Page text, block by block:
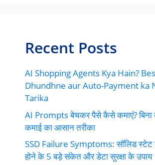
Recent Posts
AI Shopping Agents Kya Hain?
Dhundhne aur Auto-Payment ka
Tarika
AI Prompts बेचकर पैसे कैसे कमाएं? बिना
कमाई का आसान तरीका
SSD Failure Symptoms: सॉलिड स्टेट
होने के 5 बड़े संकेत और डेटा सुरक्षा के उपाय